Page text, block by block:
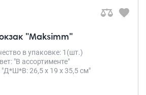
"Maksimm"
в упаковке: 1(шт.)
"В ассортименте"
"Д*Ш*В: 26,5 х 19 х 35,5 см"